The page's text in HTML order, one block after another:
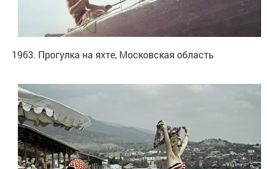
1963. Прогулка на яхте, Московская область